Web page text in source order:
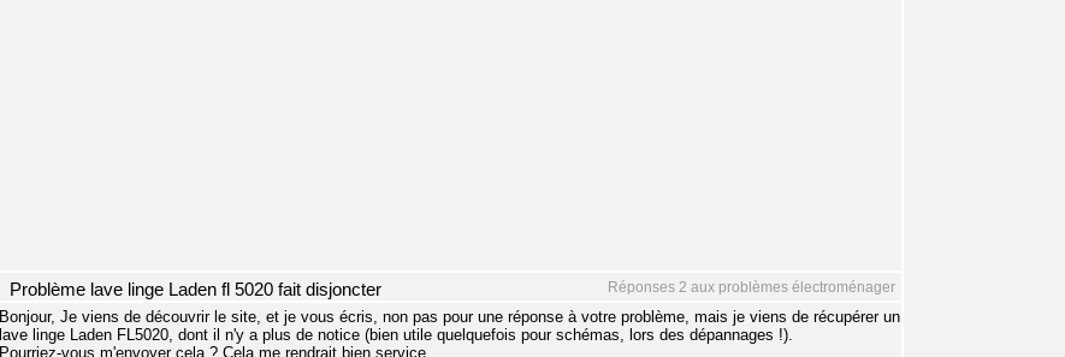
Réponses 2 aux problèmes électroménager
Problème lave linge Laden fl 5020 fait disjoncter
Bonjour, Je viens de découvrir le site, et je vous écris, non pas pour une réponse à votre problème, mais je viens de récupérer un
lave linge Laden FL5020, dont il n'y a plus de notice (bien utile quelquefois pour schémas, lors des dépannages !).
Pourriez-vous m'envoyer cela ? Cela me rendrait bien service.